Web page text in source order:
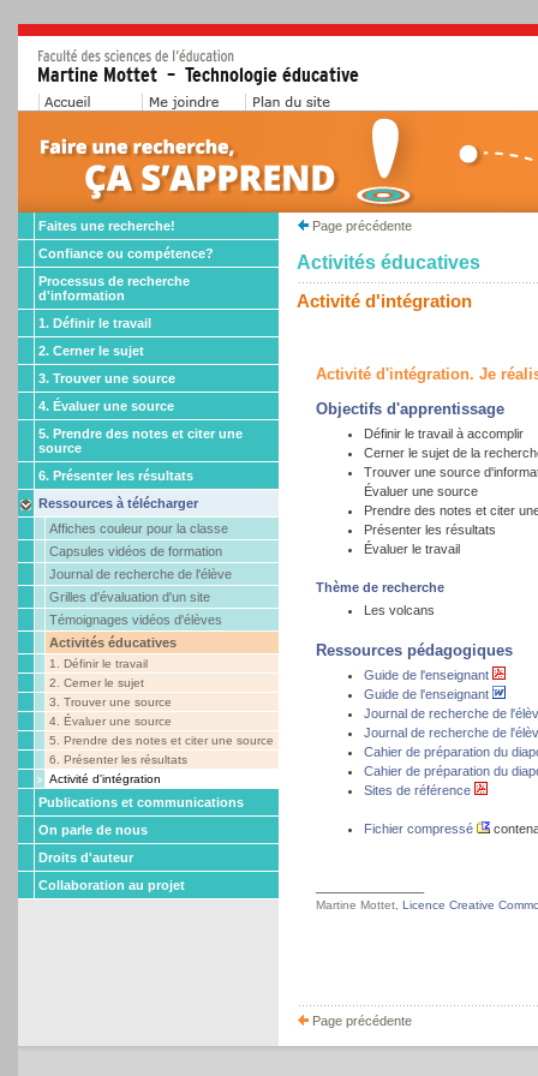
Faites une recherche!
Confiance ou compétence?
Processus de recherche
d'information
1. Définir le travail
2. Cerner le sujet
3. Trouver une source
4. Évaluer une source
5. Prendre des notes et citer une
source
6. Présenter les résultats
Ressources à télécharger
Affiches couleur pour la classe
Capsules vidéos de formation
Journal de recherche de l'élève
Grilles d'évaluation d'un site
Témoignages vidéos d'élèves
Activités éducatives
1. Définir le travail
2. Cerner le sujet
3. Trouver une source
4. Évaluer une source
5. Prendre des notes et citer une source
6. Présenter les résultats
Activité d'intégration
Publications et communications
On parle de nous
Droits d'auteur
Collaboration au projet
Page précédente
Activités éducatives
Activité d'intégration
Activité d'intégration. Je
Objectifs d'apprentissage
Définir le travail à accomplir
Cerner le sujet de la
Trouver une source
Évaluer une source
Prendre des notes et citer
Présenter les résultats
Évaluer le travail
Thème de recherche
Les volcans
Ressources pédagogiques
Guide de l'enseignant
Guide de l'enseignant
Journal de recherche de
Journal de recherche de
Cahier de préparation du
Cahier de préparation du
Sites de référence
Fichier compressé
Martine Mottet, Licence Creative
Page précédente